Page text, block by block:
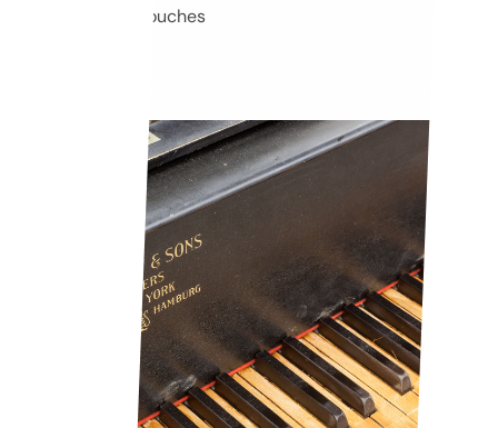
Nombre de touches